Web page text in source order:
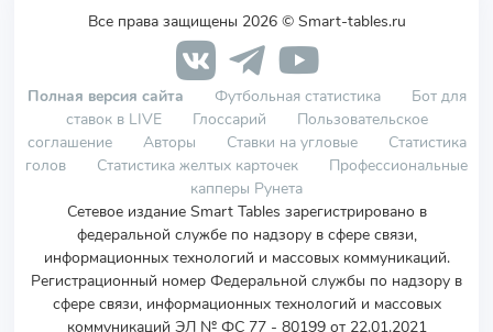
Все права защищены 2026 © Smart-tables.ru
Полная версия сайта Футбольная статистика
Бот для
ставок в LIVE
Глоссарий
Пользовательское
соглашение
Авторы Ставки на угловые
Статистика
голов
Статистика желтых карточек
Профессиональные
капперы Рунета
Сетевое издание Smart Tables зарегистрировано в
федеральной службе по надзору в сфере связи,
информационных технологий и массовых коммуникаций.
Регистрационный номер Федеральной службы по надзору в
сфере связи, информационных технологий и массовых
коммуникаций ЭЛ № ФС 77 - 80199 от 22.01.2021